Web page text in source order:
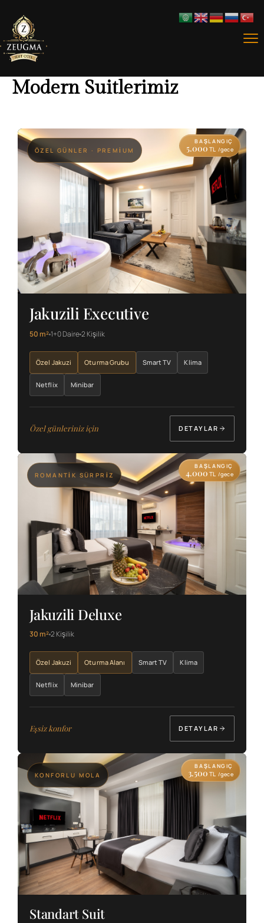
Modern Suitlerimiz
ÖZEL GÜNLER · PREMIUM
BAŞLANGIÇ
5.000 TL /gece
Jakuzili Executive
50 m²1+0 Daire2 Kişilik
Özel Jakuzi Oturma Grubu Smart TV Klima
Netflix Minibar
Özel günleriniz için DETAYLAR
ROMANTIK SÜRPRIZ
BAŞLANGIÇ
4.000 TL /gece
Jakuzili Deluxe
30 m²2 Kişilik
Özel Jakuzi Oturma Alanı Smart TV Klima
Netflix Minibar
Eşsiz konfor DETAYLAR
KONFORLU MOLA
BAŞLANGIÇ
3.500 TL /gece
Standart Suit